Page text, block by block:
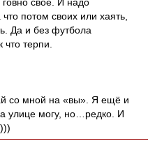
что потом своих или хаять,
Да и без футбола
терпи.
со мной на «вы». Я ещё и
улице могу, но…редко. И